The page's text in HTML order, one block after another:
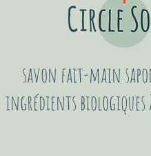
savon fait-main
ingrédients biologiques